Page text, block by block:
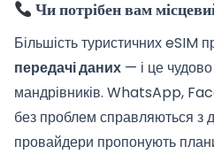
Чи потрібен вам
Більшість туристичних eSIM
передачі даних — і це
мандрівників. WhatsApp,
без проблем справляються з
провайдери пропонують